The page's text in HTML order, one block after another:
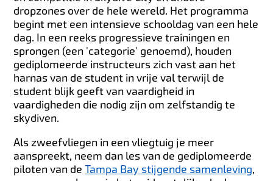
dropzones over de hele wereld. Het programma
begint met een intensieve schooldag van een hele
dag. In een reeks progressieve trainingen en
sprongen (een 'categorie' genoemd), houden
gediplomeerde instructeurs zich vast aan het
harnas van de student in vrije val terwijl de
student blijk geeft van vaardigheid in
vaardigheden die nodig zijn om zelfstandig te
skydiven.
Als zweefvliegen in een vliegtuig je meer
aanspreekt, neem dan les van de gediplomeerde
piloten van deTampa Bay stijgende samenleving,